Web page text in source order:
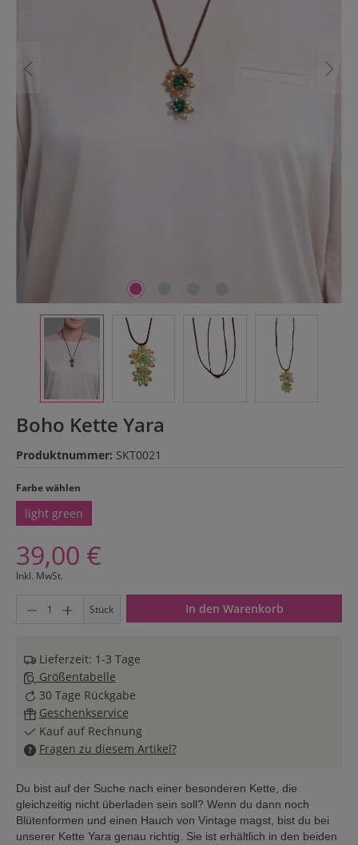
Boho Kette Yara
Produktnummer: SKT0021
Farbe wählen
light green
39,00 €
Inkl. MwSt.
Produkt Anzahl: Gib den gewünschten Wert ein oder
Stück In den Warenkorb
Lieferzeit: 1-3 Tage
Größentabelle
30 Tage Rückgabe
Geschenkservice
Kauf auf Rechnung
Fragen zu diesem Artikel?
Du bist auf der Suche nach einer besonderen Kette, die
gleichzeitig nicht überladen sein soll? Wenn du dann noch
Blütenformen und einen Hauch von Vintage magst, bist du bei
unserer Kette Yara genau richtig. Sie ist erhältlich in den beiden